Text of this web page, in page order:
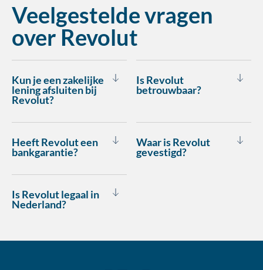
Veelgestelde vragen
over Revolut
Kun je een zakelijke
lening afsluiten bij
Revolut?
Is Revolut
betrouwbaar?
Heeft Revolut een
bankgarantie?
Waar is Revolut
gevestigd?
Is Revolut legaal in
Nederland?